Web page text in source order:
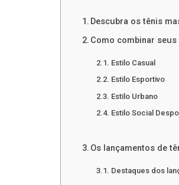
Descubra os tênis
Como combinar
Estilo Casual
Estilo Esportivo
Estilo Urbano
Estilo Social
Os lançamentos de
Destaques dos